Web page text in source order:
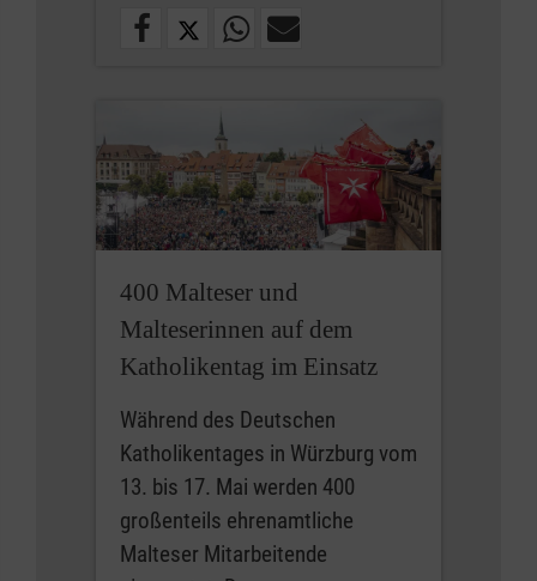
400 Malteser und
Malteserinnen auf dem
Katholikentag im Einsatz
Während des Deutschen
Katholikentages in Würzburg vom
13. bis 17. Mai werden 400
großenteils ehrenamtliche
Malteser Mitarbeitende